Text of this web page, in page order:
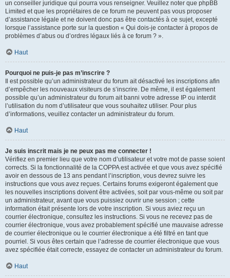
un conseiller juridique qui pourra vous renseigner. Veuillez noter que phpBB
Limited et que les propriétaires de ce forum ne peuvent pas vous proposer
d’assistance légale et ne doivent donc pas être contactés à ce sujet, excepté
lorsque l’assistance porte sur la question « Qui dois-je contacter à propos de
problèmes d’abus ou d’ordres légaux liés à ce forum ? ».
Haut
Pourquoi ne puis-je pas m’inscrire ?
Il est possible qu’un administrateur du forum ait désactivé les inscriptions afin
d’empêcher les nouveaux visiteurs de s’inscrire. De même, il est également
possible qu’un administrateur du forum ait banni votre adresse IP ou interdit
l’utilisation du nom d’utilisateur que vous souhaitez utiliser. Pour plus
d’informations, veuillez contacter un administrateur du forum.
Haut
Je suis inscrit mais je ne peux pas me connecter !
Vérifiez en premier lieu que votre nom d’utilisateur et votre mot de passe soient
corrects. Si la fonctionnalité de la COPPA est activée et que vous avez spécifié
avoir en dessous de 13 ans pendant l’inscription, vous devrez suivre les
instructions que vous avez reçues. Certains forums exigeront également que
les nouvelles inscriptions doivent être activées, soit par vous-même ou soit par
un administrateur, avant que vous puissiez ouvrir une session ; cette
information était présente lors de votre inscription. Si vous aviez reçu un
courrier électronique, consultez les instructions. Si vous ne recevez pas de
courrier électronique, vous avez probablement spécifié une mauvaise adresse
de courrier électronique ou le courrier électronique a été filtré en tant que
pourriel. Si vous êtes certain que l’adresse de courrier électronique que vous
avez spécifiée était correcte, essayez de contacter un administrateur du forum.
Haut